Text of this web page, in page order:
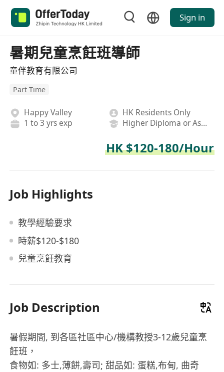
Sign in
暑期兒童烹飪班導師
童伴教育有限公司
Part Time
Happy Valley
HK Residents Only
1 to 3 yrs exp
Higher Diploma or Associate Degree
HK $120-180/Hour
Job Highlights
教學經驗要求
時薪$120-$180
兒童烹飪教育
Job Description
暑假期間, 到各區社區中心/機構教授3-12歲兒童烹
飪班，
食物如: 多士,薄餅,壽司; 甜品如: 蛋糕,布甸, 曲奇